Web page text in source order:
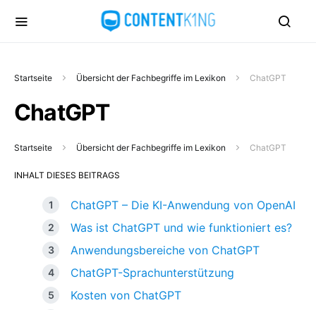
Startseite Übersicht der Fachbegriffe im Lexikon ChatGPT
ChatGPT
Startseite Übersicht der Fachbegriffe im Lexikon ChatGPT
INHALT DIESES BEITRAGS
ChatGPT – Die KI-Anwendung von OpenAI
Was ist ChatGPT und wie funktioniert es?
Anwendungsbereiche von ChatGPT
ChatGPT-Sprachunterstützung
Kosten von ChatGPT